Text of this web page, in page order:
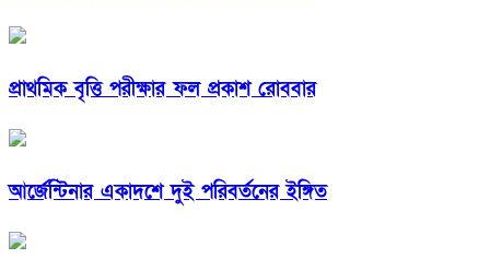
প্রাথমিক বৃত্তি পরীক্ষার ফল প্রকাশ রোববার
আর্জেন্টিনার একাদশে দুই পরিবর্তনের ইঙ্গিত